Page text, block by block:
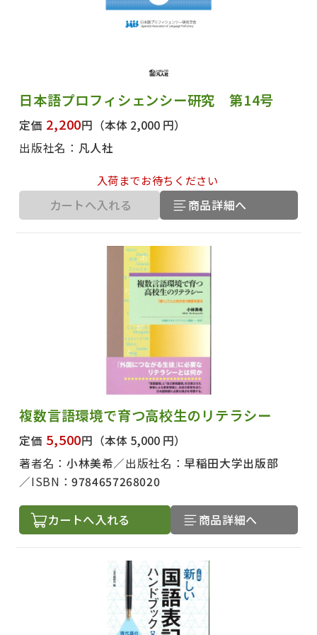
日本語プロフィシェンシー研究 第14号
定価 2,200円 （本体 2,000 円）
出版社名： 凡人社
入荷までお待ちください
カートへ入れる 商品詳細へ
複数言語環境で育つ高校生のリテラシー
定価 5,500円 （本体 5,000 円）
著者名： 小林美希 出版社名：早稲田大学出版部
ISBN：9784657268020
カートへ入れる 商品詳細へ